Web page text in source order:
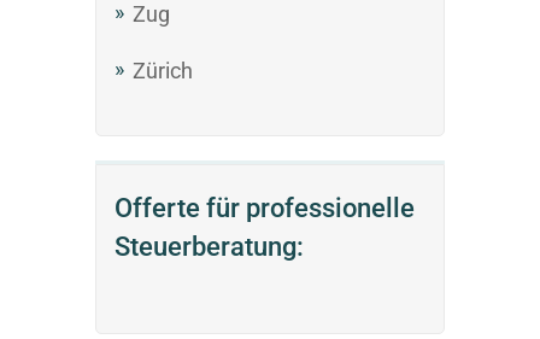
Zug
Zürich
Offerte für professionelle
Steuerberatung: